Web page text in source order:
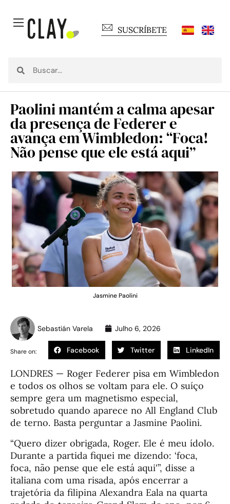
SUSCRÍBETE
Paolini mantém a calma apesar
da presença de Federer e
avança em Wimbledon: “Foca!
Não pense que ele está aqui”
Jasmine Paolini
Sebastián Varela Julho 6, 2026
Share on: Facebook Twitter LinkedIn
LONDRES — Roger Federer pisa em Wimbledon
e todos os olhos se voltam para ele. O suíço
sempre gera um magnetismo especial,
sobretudo quando aparece no All England Club
de terno. Basta perguntar a Jasmine Paolini.
“Quero dizer obrigada, Roger. Ele é meu ídolo.
Durante a partida fiquei me dizendo: ‘foca,
foca, não pense que ele está aqui'”, disse a
italiana com uma risada, após encerrar a
trajetória da filipina Alexandra Eala na quarta